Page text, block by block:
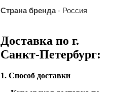
Страна бренда- Россия
Доставка по г.
Санкт-Петербург:
1. Способ доставки